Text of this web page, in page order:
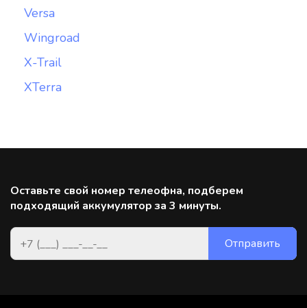
Versa
Wingroad
X-Trail
XTerra
Оставьте свой номер телеофна, подберем
подходящий аккумулятор за 3 минуты.